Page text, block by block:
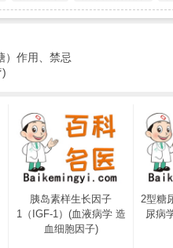
）作用、禁忌
)
胰岛素样生长因子
1（IGF-1）(血液病学 造
血细胞因子)
2型糖
尿病